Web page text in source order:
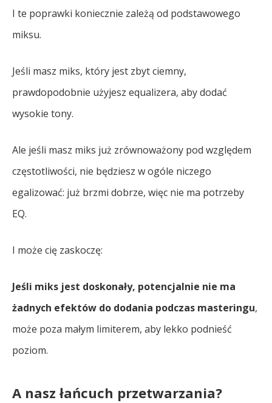
I te poprawki koniecznie zależą od podstawowego
miksu.
Jeśli masz miks, który jest zbyt ciemny,
prawdopodobnie użyjesz equalizera, aby dodać
wysokie tony.
Ale jeśli masz miks już zrównoważony pod względem
częstotliwości, nie będziesz w ogóle niczego
egalizować: już brzmi dobrze, więc nie ma potrzeby
EQ.
I może cię zaskoczę:
Jeśli miks jest doskonały, potencjalnie nie ma
żadnych efektów do dodania podczas masteringu,
może poza małym limiterem, aby lekko podnieść
poziom.
A nasz łańcuch przetwarzania?